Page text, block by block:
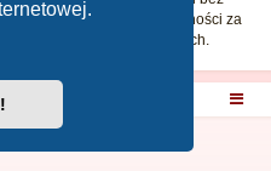
nie ponosi odpowiedzialności za
dojść do kradzieży danych.